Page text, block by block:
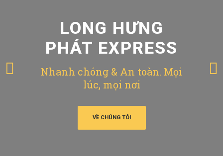
LONG HƯNG
PHÁT EXPRESS
Nhanh chóng & An toàn. Mọi
lúc, mọi nơi
VỀ CHÚNG TÔI